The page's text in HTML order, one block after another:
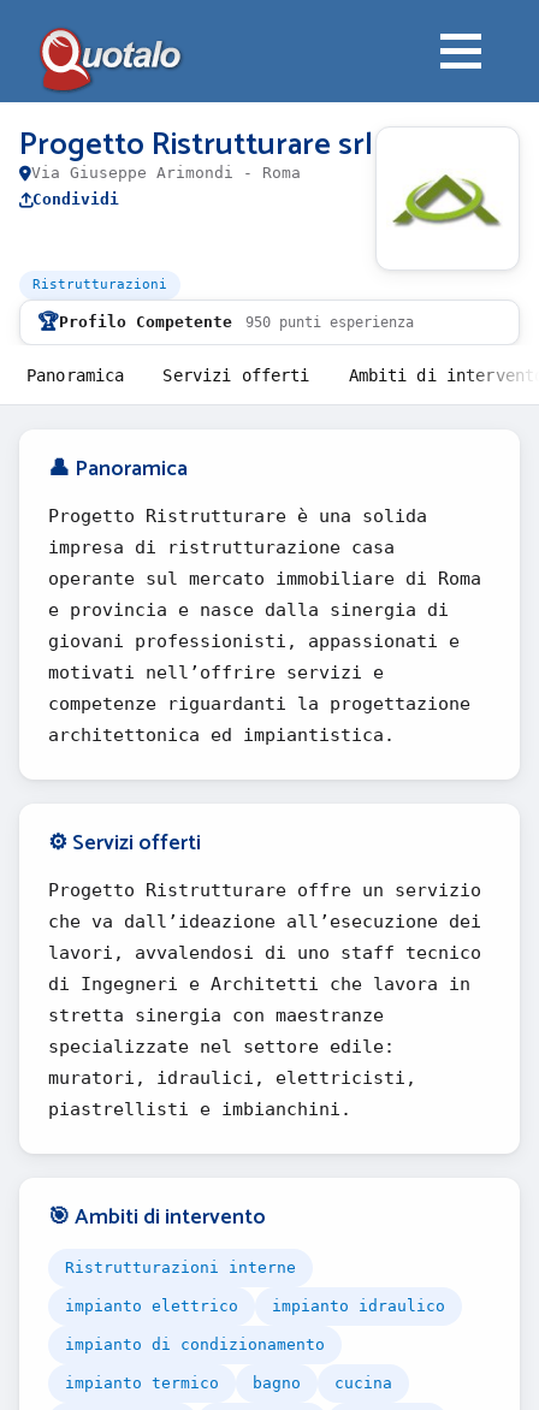
Progetto Ristrutturare srl
Via Giuseppe Arimondi - Roma
Condividi
Ristrutturazioni
🏆Profilo Competente 950 punti esperienza
Panoramica Servizi offerti Ambiti di
👤 Panoramica
Progetto Ristrutturare è una solida
impresa di ristrutturazione casa
operante sul mercato immobiliare di Roma
e provincia e nasce dalla sinergia di
giovani professionisti, appassionati e
motivati nell’offrire servizi e
competenze riguardanti la progettazione
architettonica ed impiantistica.
⚙️ Servizi offerti
Progetto Ristrutturare offre un servizio
che va dall’ideazione all’esecuzione dei
lavori, avvalendosi di uno staff tecnico
di Ingegneri e Architetti che lavora in
stretta sinergia con maestranze
specializzate nel settore edile:
muratori, idraulici, elettricisti,
piastrellisti e imbianchini.
🎯 Ambiti di intervento
Ristrutturazioni interne
impianto elettrico impianto idraulico
impianto di condizionamento
impianto termico bagno cucina